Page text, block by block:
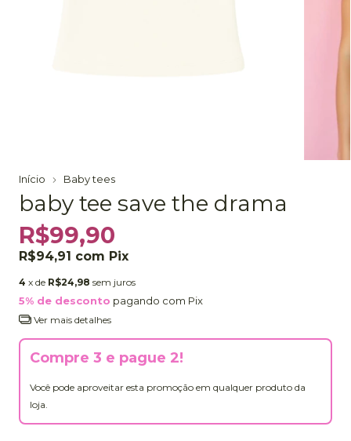
Início Baby tees
baby tee save the drama
R$99,90
R$94,91 com Pix
4 x de R$24,98 sem juros
5% de desconto pagando com Pix
Ver mais detalhes
Compre 3 e pague 2!
Você pode aproveitar esta promoção em qualquer produto da
loja.